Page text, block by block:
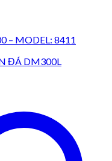
– MODEL: 8411